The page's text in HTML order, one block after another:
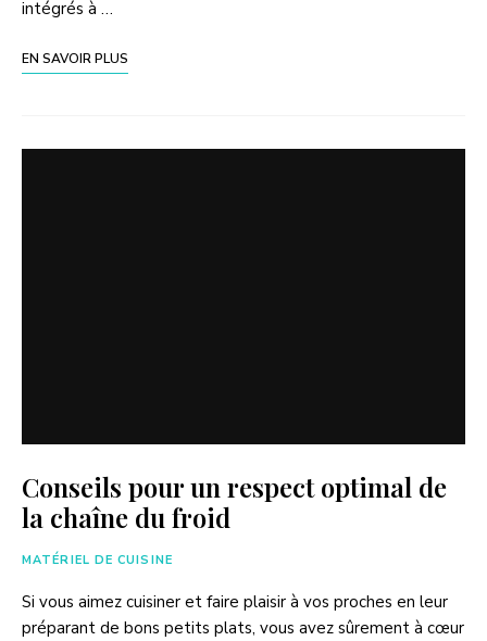
intégrés à …
EN SAVOIR PLUS
Conseils pour un respect optimal de
la chaîne du froid
MATÉRIEL DE CUISINE
Si vous aimez cuisiner et faire plaisir à vos proches en leur
préparant de bons petits plats, vous avez sûrement à cœur